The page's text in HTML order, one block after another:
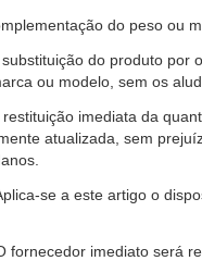
do peso ou
do produto por
ou modelo, sem os
restituição imediata da
atualizada, sem
se a este artigo o
fornecedor imediato será